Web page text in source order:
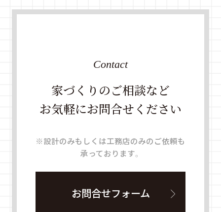
家づくりのご相談など
お気軽にお問合せください
Contact
※設計のみもしくは工務店のみのご依頼も
承っております。
お問合せフォーム